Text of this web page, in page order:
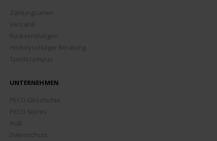
Zahlungsarten
Versand
Rücksendungen
Hockeyschläger Beratung
Sportscampus
UNTERNEHMEN
PECO Geschichte
PECO Stores
AGB
Datenschutz